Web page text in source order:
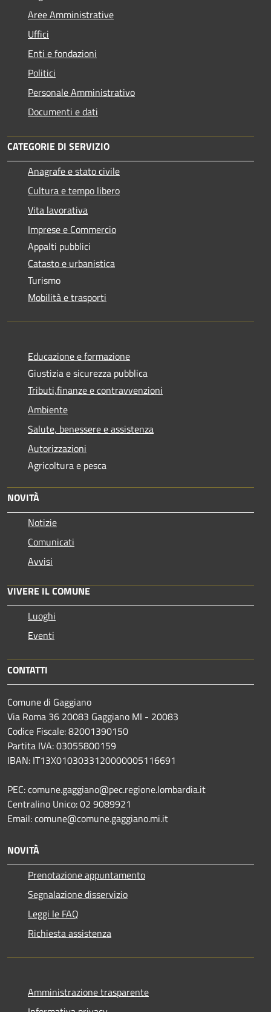
Aree Amministrative
Uffici
Enti e fondazioni
Politici
Personale Amministrativo
Documenti e dati
CATEGORIE DI SERVIZIO
Anagrafe e stato civile
Cultura e tempo libero
Vita lavorativa
Imprese e Commercio
Appalti pubblici
Catasto e urbanistica
Turismo
Mobilità e trasporti
Educazione e formazione
Giustizia e sicurezza pubblica
Tributi,finanze e contravvenzioni
Ambiente
Salute, benessere e assistenza
Autorizzazioni
Agricoltura e pesca
NOVITÀ
Notizie
Comunicati
Avvisi
VIVERE IL COMUNE
Luoghi
Eventi
CONTATTI
Comune di Gaggiano
Via Roma 36 20083 Gaggiano MI - 20083
Codice Fiscale: 82001390150
Partita IVA: 03055800159
IBAN: IT13X0103033120000005116691
PEC: comune.gaggiano@pec.regione.lombardia.it
Centralino Unico: 02 9089921
Email: comune@comune.gaggiano.mi.it
NOVITÀ
Prenotazione appuntamento
Segnalazione disservizio
Leggi le FAQ
Richiesta assistenza
Amministrazione trasparente